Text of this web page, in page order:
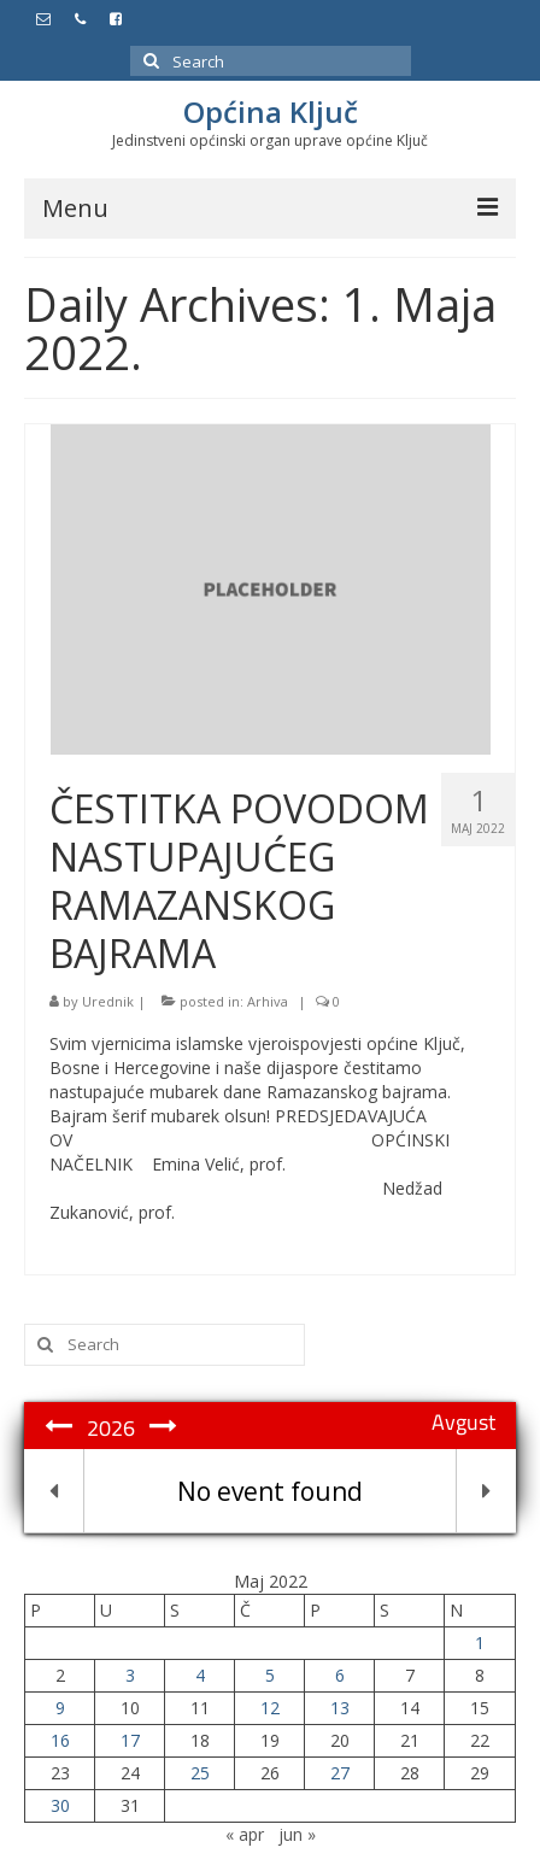
Search
for:
Općina Ključ
Jedinstveni općinski organ uprave općine Ključ
Menu
Službeni glasnici
Javne nabavke
Značajni datumi i manifestacije
Daily Archives: 1. Maja
2022.
1
MAJ 2022
ČESTITKA POVODOM
NASTUPAJUĆEG
RAMAZANSKOG
BAJRAMA
by Urednik | posted in: Arhiva | 0
Svim vjernicima islamske vjeroispovjesti općine Ključ,
Bosne i Hercegovine i naše dijaspore čestitamo
nastupajuće mubarek dane Ramazanskog bajrama.
Bajram šerif mubarek olsun! PREDSJEDAVAJUĆA
OV OPĆINSKI
NAČELNIK Emina Velić, prof.
Nedžad
Zukanović, prof.
Search
for:
Avgust
2026
No event found
Maj 2022
P
U S Č P S
N
1
2
3 4 5 6 7
8
9
10 11 12 13 14
15
16
17 18 19 20 21
22
23
24 25 26 27 28
29
30
31
« apr
jun »